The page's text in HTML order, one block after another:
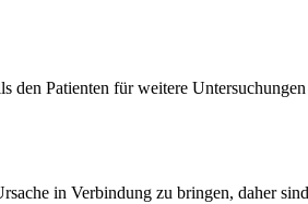
den Patienten für weitere Untersuchungen
in Verbindung zu bringen, daher